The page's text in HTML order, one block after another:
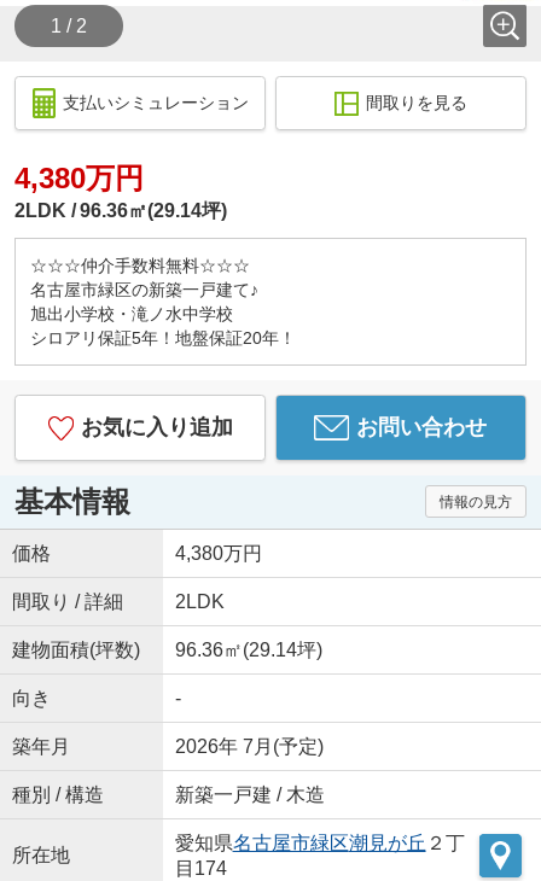
1 / 2
支払いシミュレーション 間取りを見る
4,380万円
2LDK 96.36㎡(29.14坪)
☆☆☆仲介手数料無料☆☆☆
名古屋市緑区の新築一戸建て♪
旭出小学校・滝ノ水中学校
シロアリ保証5年！地盤保証20年！
お気に入り追加 お問い合わせ
基本情報 情報の見方
価格 4,380万円
間取り / 詳細 2LDK
建物面積(坪数) 96.36㎡(29.14坪)
向き -
築年月 2026年 7月(予定)
種別 / 構造 新築一戸建 / 木造
所在地
愛知県名古屋市緑区潮見が丘 ２丁
目174